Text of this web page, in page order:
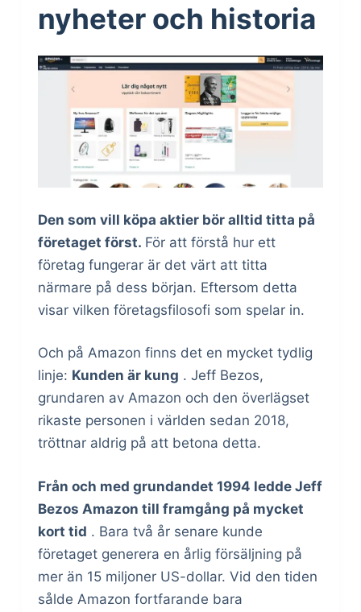
nyheter och historia
Den som vill köpa aktier bör alltid titta på
företaget först. För att förstå hur ett
företag fungerar är det värt att titta
närmare på dess början. Eftersom detta
visar vilken företagsfilosofi som spelar in.
Och på Amazon finns det en mycket tydlig
linje: Kunden är kung . Jeff Bezos,
grundaren av Amazon och den överlägset
rikaste personen i världen sedan 2018,
tröttnar aldrig på att betona detta.
Från och med grundandet 1994 ledde Jeff
Bezos Amazon till framgång på mycket
kort tid . Bara två år senare kunde
företaget generera en årlig försäljning på
mer än 15 miljoner US-dollar. Vid den tiden
sålde Amazon fortfarande bara